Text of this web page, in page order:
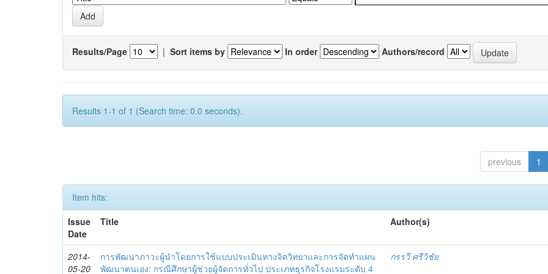
Results/Page | Sort items by In order Authors/record
Results 1-1 of 1 (Search time: 0.0 seconds).
previous 1
Item hits:
Issue
Date
Title Author(s)
2014-
05-20
การพัฒนาภาวะผู้นำโดยการใช้แบบประเมินทางจิตวิทยาและการจัดทำแผน
พัฒนาตนเอง: กรณีศึกษาผู้ช่วยผู้จัดการทั่วไป ประเภทธุรกิจโรงแรมระดับ 4
กรรวี ศรีวิชัย